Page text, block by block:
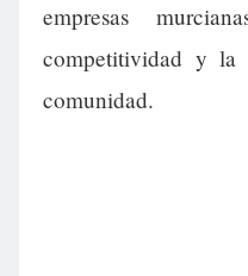
empresas
competitividad y la
comunidad.